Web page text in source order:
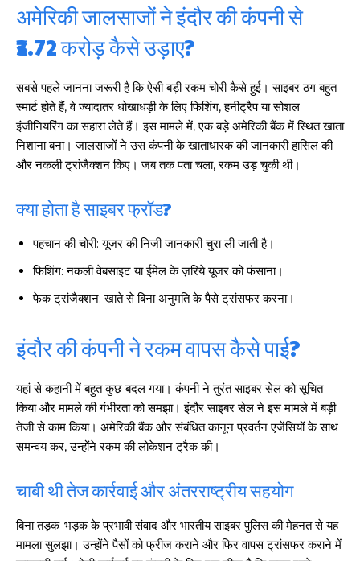
अमेरिकी जालसाजों ने इंदौर की कंपनी से
₹3.72 करोड़ कैसे उड़ाए?
सबसे पहले जानना जरूरी है कि ऐसी बड़ी रकम चोरी कैसे हुई। साइबर ठग बहुत
स्मार्ट होते हैं, वे ज्यादातर धोखाधड़ी के लिए फिशिंग, हनीट्रैप या सोशल
इंजीनियरिंग का सहारा लेते हैं। इस मामले में, एक बड़े अमेरिकी बैंक में स्थित खाता
निशाना बना। जालसाजों ने उस कंपनी के खाताधारक की जानकारी हासिल की
और नकली ट्रांजैक्शन किए। जब तक पता चला, रकम उड़ चुकी थी।
क्या होता है साइबर फ्रॉड?
पहचान की चोरी: यूजर की निजी जानकारी चुरा ली जाती है।
फिशिंग: नकली वेबसाइट या ईमेल के ज़रिये यूजर को फंसाना।
फेक ट्रांजैक्शन: खाते से बिना अनुमति के पैसे ट्रांसफर करना।
इंदौर की कंपनी ने रकम वापस कैसे पाई?
यहां से कहानी में बहुत कुछ बदल गया। कंपनी ने तुरंत साइबर सेल को सूचित
किया और मामले की गंभीरता को समझा। इंदौर साइबर सेल ने इस मामले में बड़ी
तेजी से काम किया। अमेरिकी बैंक और संबंधित कानून प्रवर्तन एजेंसियों के साथ
समन्वय कर, उन्होंने रकम की लोकेशन ट्रैक की।
चाबी थी तेज कार्रवाई और अंतरराष्ट्रीय सहयोग
बिना तड़क-भड़क के प्रभावी संवाद और भारतीय साइबर पुलिस की मेहनत से यह
मामला सुलझा। उन्होंने पैसों को फ्रीज कराने और फिर वापस ट्रांसफर कराने में